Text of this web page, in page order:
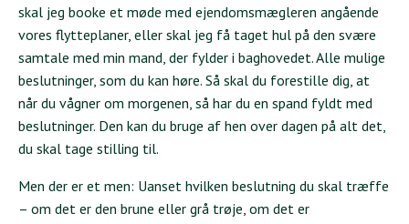
skal jeg booke et møde med ejendomsmægleren angående
vores flytteplaner, eller skal jeg få taget hul på den svære
samtale med min mand, der fylder i baghovedet. Alle mulige
beslutninger, som du kan høre. Så skal du forestille dig, at
når du vågner om morgenen, så har du en spand fyldt med
beslutninger. Den kan du bruge af hen over dagen på alt det,
du skal tage stilling til.
Men der er et men: Uanset hvilken beslutning du skal træffe
– om det er den brune eller grå trøje, om det er